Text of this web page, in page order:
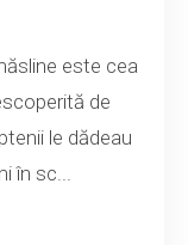
este cea
de
le dădeau
în sc...